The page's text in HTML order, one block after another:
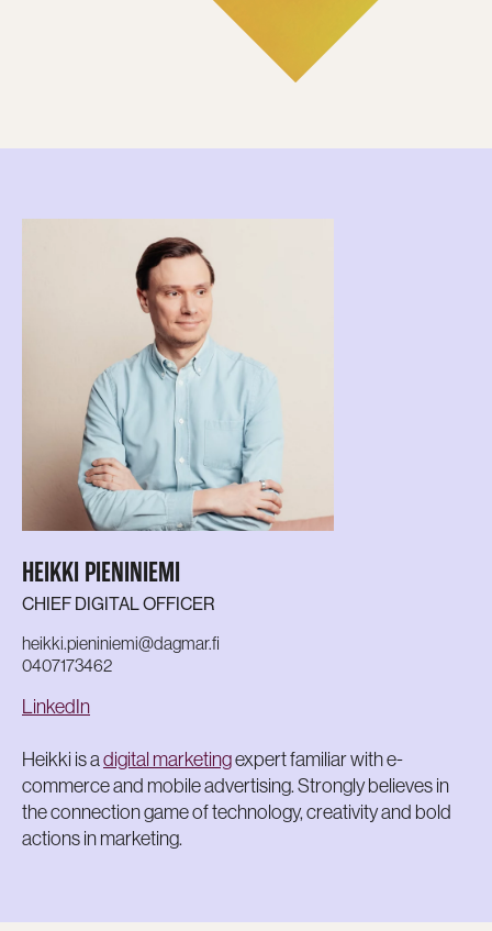
HEIKKI PIENINIEMI
CHIEF DIGITAL OFFICER
heikki.pieniniemi@dagmar.fi
0407173462
LinkedIn
Heikki is adigital marketingexpert familiar with e-
commerce and mobile advertising. Strongly believes in
the connection game of technology, creativity and bold
actions in marketing.